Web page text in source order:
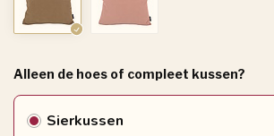
Alleen de hoes of compleet kussen?
Sierkussen